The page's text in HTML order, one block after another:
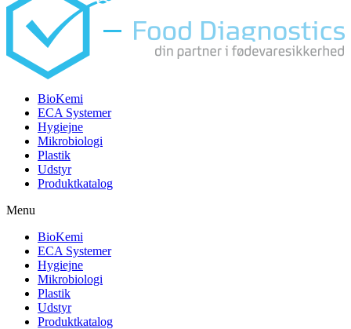
BioKemi
ECA Systemer
Hygiejne
Mikrobiologi
Plastik
Udstyr
Produktkatalog
Menu
BioKemi
ECA Systemer
Hygiejne
Mikrobiologi
Plastik
Udstyr
Produktkatalog